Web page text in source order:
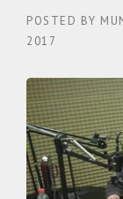
POSTED BY
2017